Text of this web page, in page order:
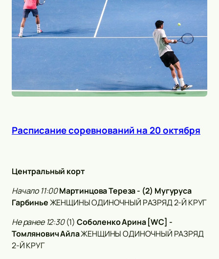
Расписание соревнований на 20 октября
Центральный корт
Начало 11:00Мартинцова Тереза - (2) Мугуруса
ГарбиньеЖЕНЩИНЫ ОДИНОЧНЫЙ РАЗРЯД 2-Й КРУГ
Не ранее 12:30(1) Соболенко Арина [WC] -
Томлянович АйлаЖЕНЩИНЫ ОДИНОЧНЫЙ РАЗРЯД
2-Й КРУГ